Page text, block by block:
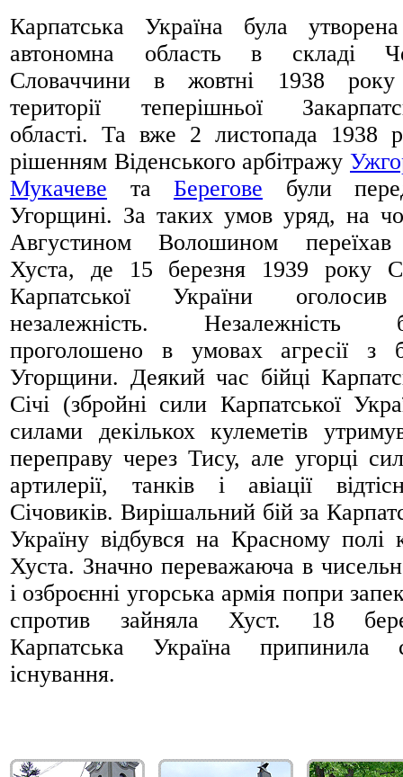
Карпатська Україна була
автономна область в складі
Словаччини в жовтні 1938
території теперішньої
області. Та вже 2 листопада 1938
рішенням Віденського арбітражу
Мукачеве та Берегове були
Угорщині. За таких умов уряд, на
Августином Волошином
Хуста, де 15 березня 1939 року
Карпатської України
незалежність. Незалежність
проголошено в умовах агресії з
Угорщини. Деякий час бійці
Січі (збройні сили Карпатської
силами декількох кулеметів
переправу через Тису, але угорці
артилерії, танків і авіації
Січовиків. Вирішальний бій за
Україну відбувся на Красному полі
Хуста. Значно переважаюча в
і озброєнні угорська армія попри
спротив зайняла Хуст. 18
Карпатська Україна припинила
існування.